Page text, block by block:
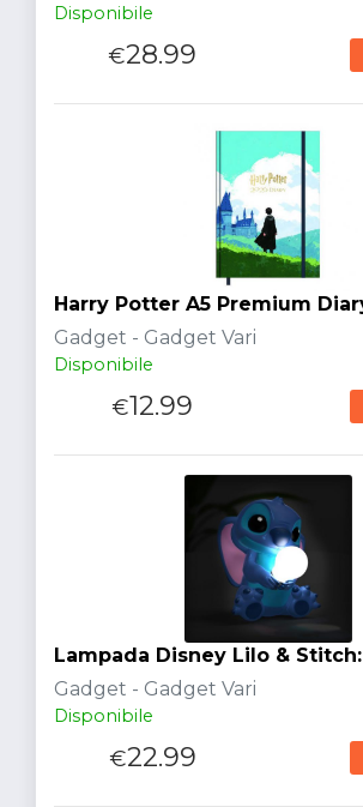
Disponibile
€28.99
Harry Potter A5 Premium
Gadget - Gadget Vari
Disponibile
€12.99
Lampada Disney Lilo &
Gadget - Gadget Vari
Disponibile
€22.99